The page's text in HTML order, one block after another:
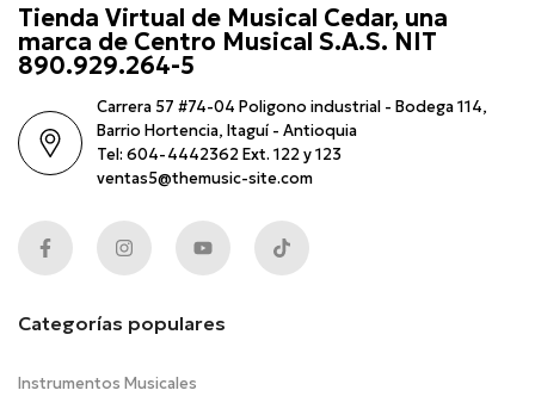
Tienda Virtual de Musical Cedar, una
marca de Centro Musical S.A.S. NIT
890.929.264-5
Carrera 57 #74-04 Poligono industrial - Bodega 114,
Barrio Hortencia, Itaguí - Antioquia
Tel: 604-4442362 Ext. 122 y 123
ventas5@themusic-site.com
Categorías populares
Instrumentos Musicales